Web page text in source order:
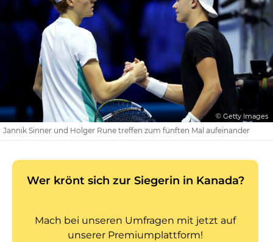
© Getty Images
Jannik Sinner und Holger Rune treffen zum fünften Mal aufeinander